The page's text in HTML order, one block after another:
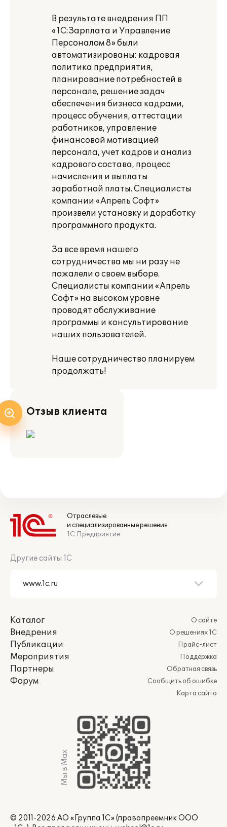
В результате внедрения ПП
«1С:Зарплата и Управление
Персоналом 8» были
автоматизированы: кадровая
политика предприятия,
планирование потребностей в
персонале, решение задач
обеспечения бизнеса кадрами,
процесс обучения, аттестации
работников, управление
финансовой мотивацией
персонала, учет кадров и анализ
кадрового состава, процесс
начисления и выплаты
заработной платы. Специалисты
компании «Апрель Софт»
произвели установку и доработку
программного продукта.
За все время нашего
сотрудничества мы ни разу не
пожалели о своем выборе.
Специалисты компании «Апрель
Софт» на высоком уровне
проводят обслуживание
программы и консультирование
наших пользователей.
Наше сотрудничество планируем
продолжать!
Отзыв клиента
Отраслевые
и специализированные решения
1С:Предприятие
Другие сайты 1С
Каталог
Внедрения
Публикации
Мероприятия
Партнеры
Форум
О сайте
О решениях 1С
Прайс-лист
Поддержка
Обратная связь
Сообщить об ошибке
Карта сайта
Мы в Max
© 2011-2026 АО «Группа 1С» (правопреемник ООО